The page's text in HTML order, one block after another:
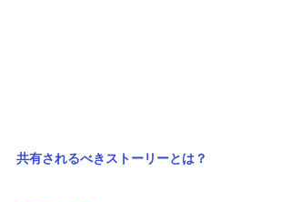
共有されるべきストーリーとは？